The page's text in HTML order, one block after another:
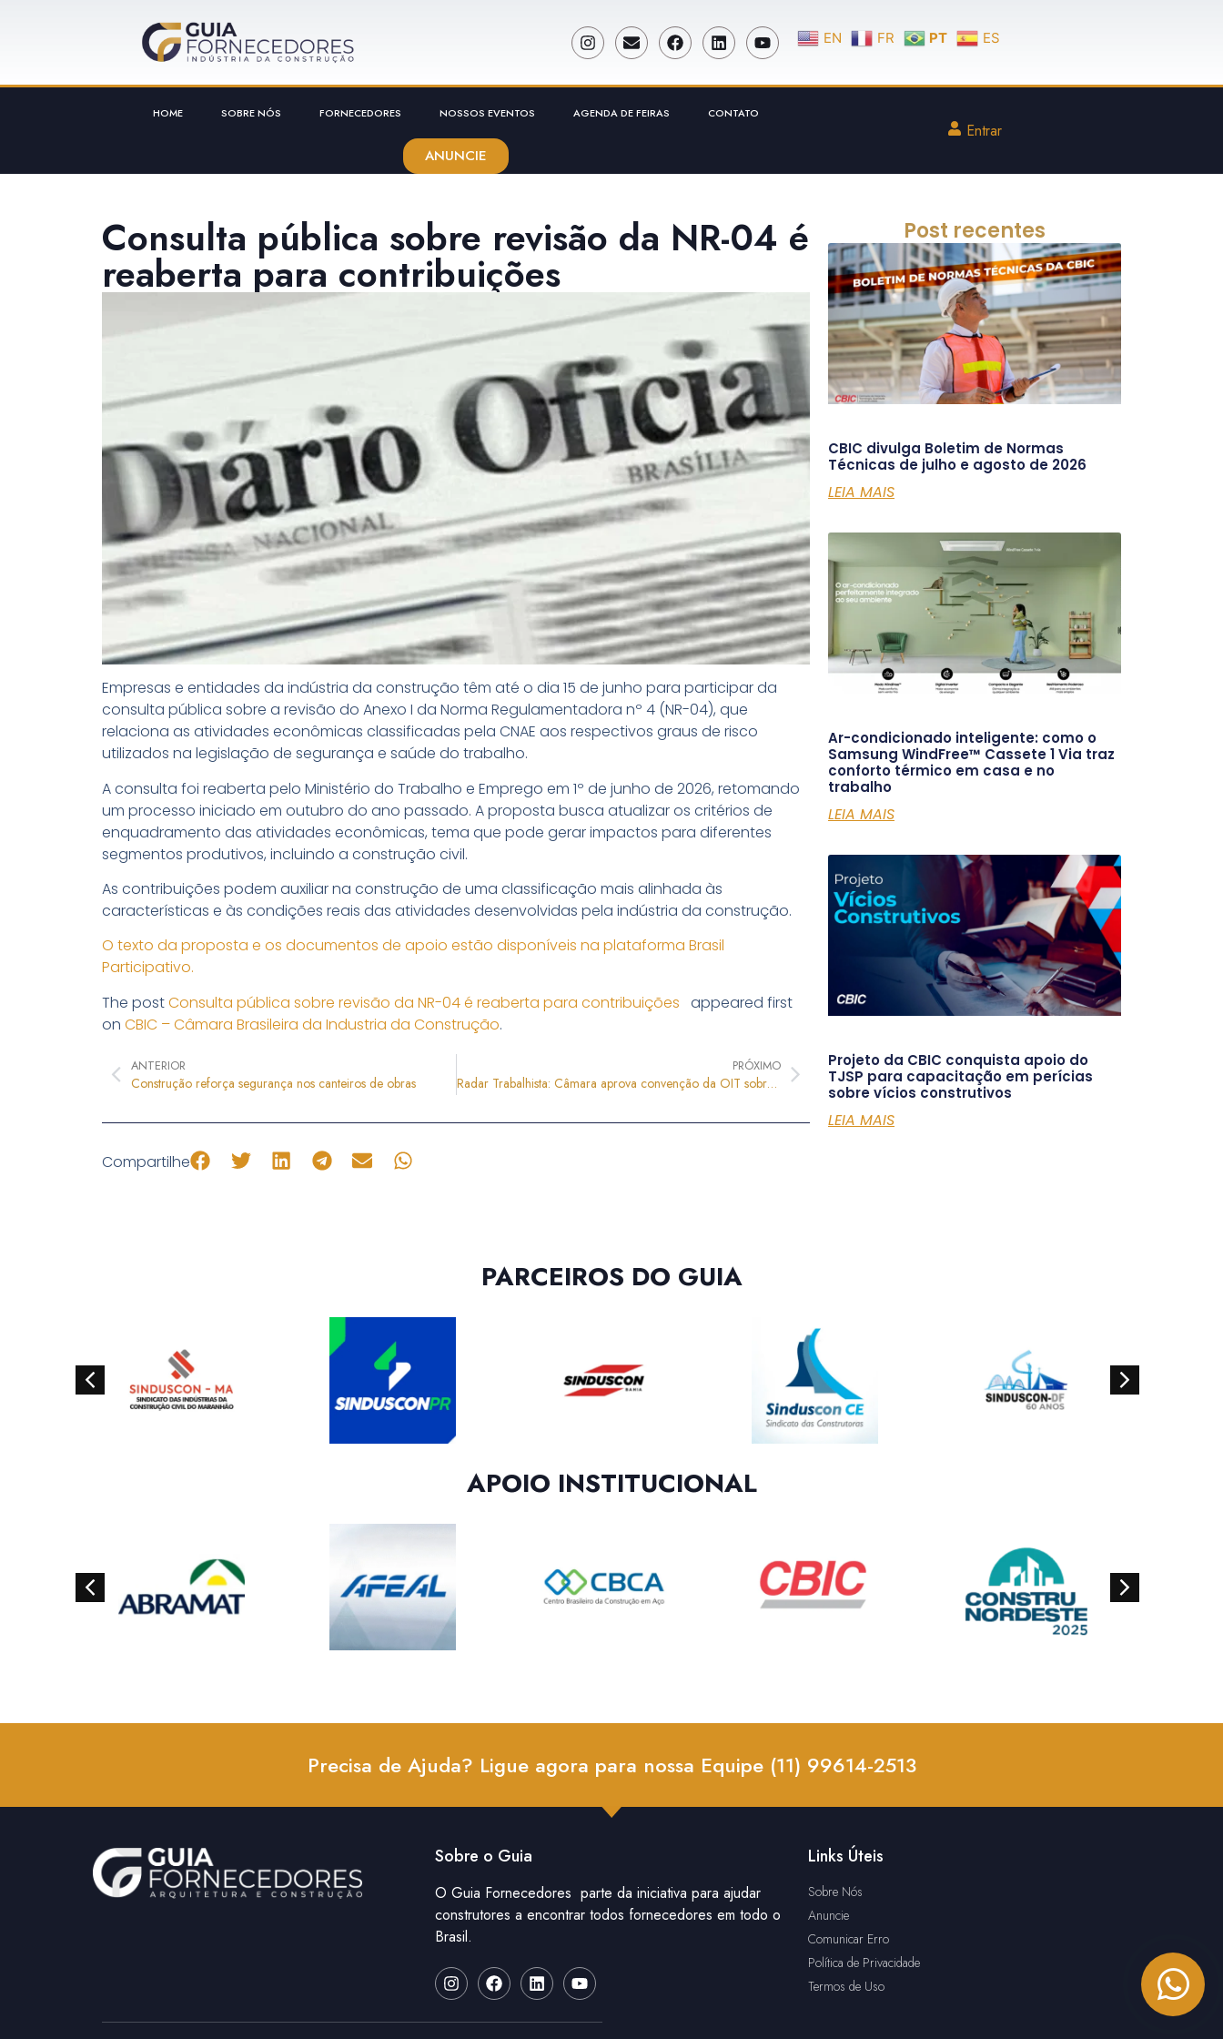
EN FR PT ES
HOME SOBRE NÓS FORNECEDORES NOSSOS EVENTOS AGENDA DE FEIRAS CONTATO
ANUNCIE
Entrar
Consulta pública sobre revisão da NR-04 é
reaberta para contribuições
Empresas e entidades da indústria da construção têm até o dia 15 de junho para participar da
consulta pública sobre a revisão do Anexo I da Norma Regulamentadora nº 4 (NR-04), que
relaciona as atividades econômicas classificadas pela CNAE aos respectivos graus de risco
utilizados na legislação de segurança e saúde do trabalho.
A consulta foi reaberta pelo Ministério do Trabalho e Emprego em 1º de junho de 2026, retomando
um processo iniciado em outubro do ano passado. A proposta busca atualizar os critérios de
enquadramento das atividades econômicas, tema que pode gerar impactos para diferentes
segmentos produtivos, incluindo a construção civil.
As contribuições podem auxiliar na construção de uma classificação mais alinhada às
características e às condições reais das atividades desenvolvidas pela indústria da construção.
O texto da proposta e os documentos de apoio estão disponíveis na plataforma Brasil
Participativo.
The postConsulta pública sobre revisão da NR-04 é reaberta para contribuições appeared first
on CBIC – Câmara Brasileira da Industria da Construção.
ANTERIOR
Construção reforça segurança nos canteiros de obras
PRÓXIMO
Radar Trabalhista: Câmara aprova convenção da OIT sobre segurança e saúde no trabalho
Compartilhe
Post recentes
CBIC divulga Boletim de Normas
Técnicas de julho e agosto de 2026
LEIA MAIS
Ar-condicionado inteligente: como o
Samsung WindFree™ Cassete 1 Via traz
conforto térmico em casa e no
trabalho
LEIA MAIS
Projeto da CBIC conquista apoio do
TJSP para capacitação em perícias
sobre vícios construtivos
LEIA MAIS
PARCEIROS DO GUIA
APOIO INSTITUCIONAL
Precisa de Ajuda? Ligue agora para nossa Equipe (11) 99614-2513
Sobre o Guia
O Guia Fornecedores parte da iniciativa para ajudar
construtores a encontrar todos fornecedores em todo o
Brasil.
Links Úteis
Sobre Nós
Anuncie
Comunicar Erro
Política de Privacidade
Termos de Uso